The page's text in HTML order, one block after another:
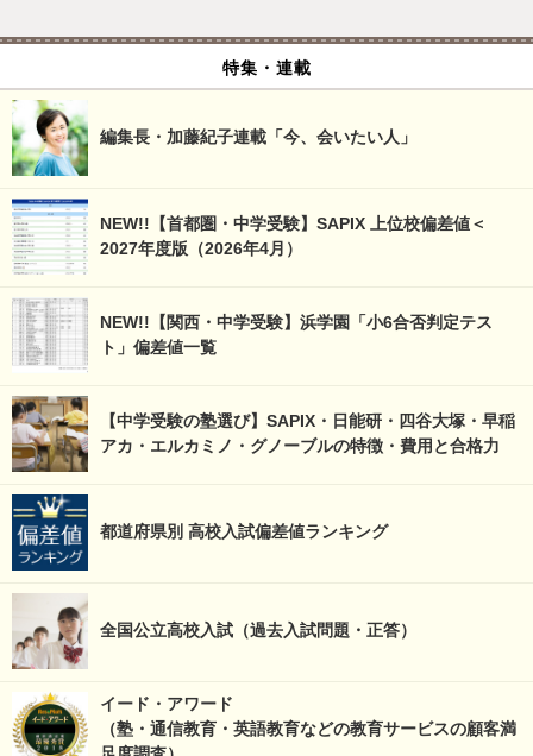
特集・連載
編集長・加藤紀子連載「今、会いたい人」
NEW!!【首都圏・中学受験】SAPIX 上位校偏差値＜
2027年度版（2026年4月）
NEW!!【関西・中学受験】浜学園「小6合否判定テス
ト」偏差値一覧
【中学受験の塾選び】SAPIX・日能研・四谷大塚・早稲
アカ・エルカミノ・グノーブルの特徴・費用と合格力
都道府県別 高校入試偏差値ランキング
全国公立高校入試（過去入試問題・正答）
イード・アワード
（塾・通信教育・英語教育などの教育サービスの顧客満